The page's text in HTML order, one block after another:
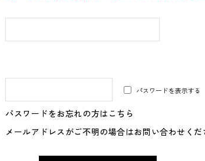
パスワードを表示する
パスワードをお忘れの方はこちら
メールアドレスがご不明の場合はお問い合わせくだ